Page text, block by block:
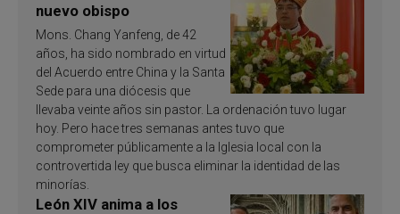
nuevo obispo
Mons. Chang Yanfeng, de 42
años, ha sido nombrado en virtud
del Acuerdo entre China y la Santa
Sede para una diócesis que
llevaba veinte años sin pastor. La ordenación tuvo lugar
hoy. Pero hace tres semanas antes tuvo que
comprometer públicamente a la Iglesia local con la
controvertida ley que busca eliminar la identidad de las
minorías.
León XIV anima a los